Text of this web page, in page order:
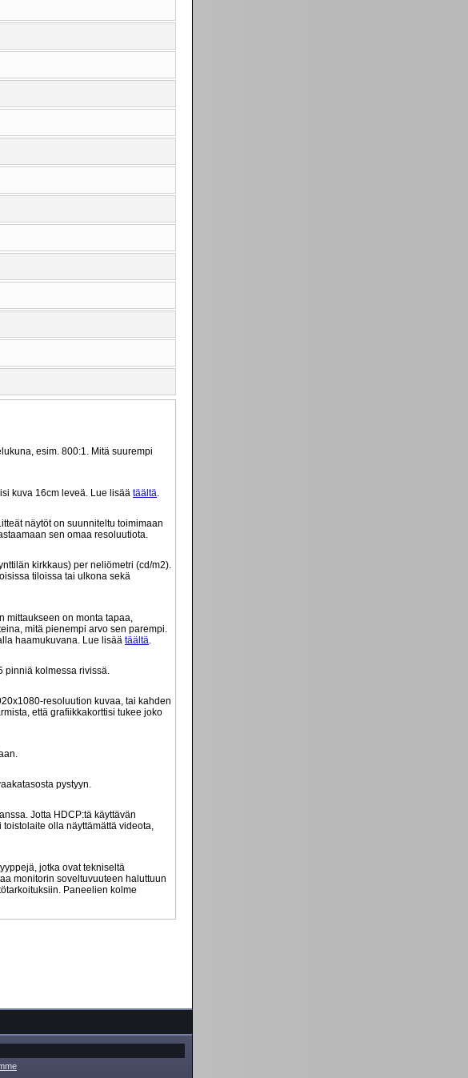
esim. 800:1. Mitä suurempi
kuva 16cm leveä. Lue lisää täältä.
näytöt on suunniteltu toimimaan
sen omaa resoluutiota.
kirkkaus) per neliömetri (cd/m2).
tiloissa tai ulkona sekä
mittaukseen on monta tapaa,
mitä pienempi arvo sen parempi.
haamukuvana. Lue lisää täältä.
pinniä kolmessa rivissä.
resoluution kuvaa, tai kahden
että grafiikkakorttisi tukee joko
pystyyn.
Jotta HDCP:tä käyttävän
olla näyttämättä videota,
jotka ovat tekniseltä
monitorin soveltuvuuteen haluttuun
Paneelien kolme